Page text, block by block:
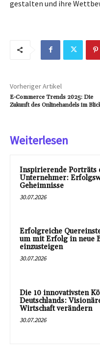
gestalten und ihre
Vorheriger Artikel
E-Commerce Trends 2025: Die
Zukunft des Onlinehandels im
Weiterlesen
Inspirierende Porträts
Unternehmer:
Geheimnisse
30.07.2026
Erfolgreiche
um mit Erfolg in neue
einzusteigen
30.07.2026
Die 10 innovativsten
Deutschlands:
Wirtschaft verändern
30.07.2026